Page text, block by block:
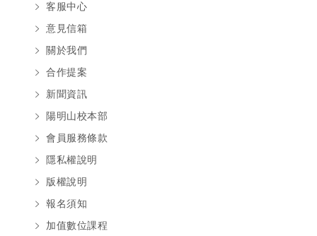
客服中心
意見信箱
關於我們
合作提案
新聞資訊
陽明山校本部
會員服務條款
隱私權說明
版權說明
報名須知
加值數位課程